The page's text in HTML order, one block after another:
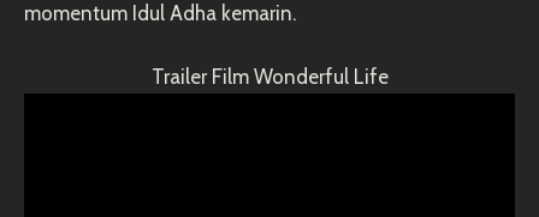
momentum Idul Adha kemarin.
Trailer Film Wonderful Life